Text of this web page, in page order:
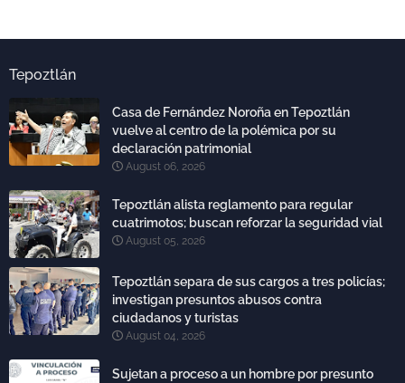
Tepoztlán
Casa de Fernández Noroña en Tepoztlán
vuelve al centro de la polémica por su
declaración patrimonial
August 06, 2026
Tepoztlán alista reglamento para regular
cuatrimotos; buscan reforzar la seguridad vial
August 05, 2026
Tepoztlán separa de sus cargos a tres policías;
investigan presuntos abusos contra
ciudadanos y turistas
August 04, 2026
Sujetan a proceso a un hombre por presunto